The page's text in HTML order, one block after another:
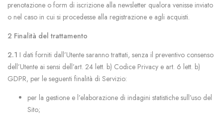
prenotazione o form di iscrizione alla newsletter qualora venisse inviato
o nel caso in cui si procedesse alla registrazione e agli acquisti.
2 Finalità del trattamento
2.1 I dati forniti dall’Utente saranno trattati, senza il preventivo consenso
dell’Utente ai sensi dell’art. 24 lett. b) Codice Privacy e art. 6 lett. b)
GDPR, per le seguenti finalità di Servizio:
per la gestione e l’elaborazione di indagini statistiche sull’uso del
Sito;